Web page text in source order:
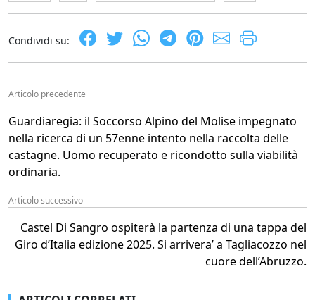
Condividi su:
Articolo precedente
Guardiaregia: il Soccorso Alpino del Molise impegnato
nella ricerca di un 57enne intento nella raccolta delle
castagne. Uomo recuperato e ricondotto sulla viabilità
ordinaria.
Articolo successivo
Castel Di Sangro ospiterà la partenza di una tappa del
Giro d’Italia edizione 2025. Si arrivera’ a Tagliacozzo nel
cuore dell’Abruzzo.